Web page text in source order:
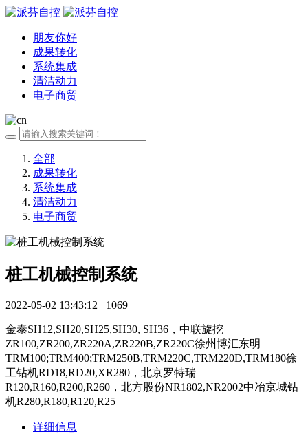
朋友你好
成果转化
系统集成
清洁动力
电子商贸
全部
成果转化
系统集成
清洁动力
电子商贸
桩工机械控制系统
2022-05-02 13:43:12 1069
金泰SH12,SH20,SH25,SH30, SH36，中联旋挖
ZR100,ZR200,ZR220A,ZR220B,ZR220C徐州博汇东明
TRM100;TRM400;TRM250B,TRM220C,TRM220D,TRM180徐
工钻机RD18,RD20,XR280，北京罗特瑞
R120,R160,R200,R260，北方股份NR1802,NR2002中冶京城钻
机R280,R180,R120,R25
详细信息